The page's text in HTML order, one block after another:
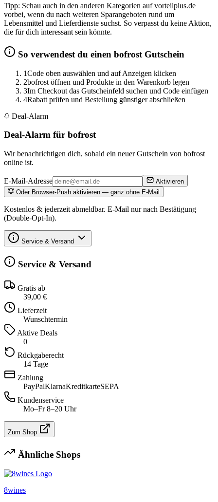
Tipp: Schau auch in den anderen Kategorien auf vorteilplus.de
vorbei, wenn du nach weiteren Sparangeboten rund um
Lebensmittel und Lieferdienste suchst. So verpasst du keine Aktion,
die für dich interessant sein könnte.
So verwendest du einen bofrost Gutschein
1Code oben auswählen und auf Anzeigen klicken
2bofrost öffnen und Produkte in den Warenkorb legen
3Im Checkout das Gutscheinfeld suchen und Code einfügen
4Rabatt prüfen und Bestellung günstiger abschließen
Deal-Alarm
Deal-Alarm für bofrost
Wir benachrichtigen dich, sobald ein neuer Gutschein von bofrost
online ist.
E-Mail-Adresse
Aktivieren
Oder Browser-Push aktivieren — ganz ohne E-Mail
Kostenlos & jederzeit abmeldbar. E-Mail nur nach Bestätigung
(Double-Opt-In).
Service & Versand
Service & Versand
Gratis ab
39,00 €
Lieferzeit
Wunschtermin
Aktive Deals
0
Rückgaberecht
14 Tage
Zahlung
PayPalKlarnaKreditkarteSEPA
Kundenservice
Mo–Fr 8–20 Uhr
Zum Shop
Ähnliche Shops
8wines